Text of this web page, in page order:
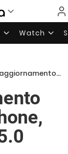
Watch
per Twitter for iPhone, ora alla versione 5.0